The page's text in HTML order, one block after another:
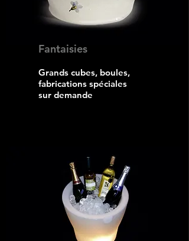
Fantaisies
Grands cubes, boules,
fabrications spéciales
sur demande